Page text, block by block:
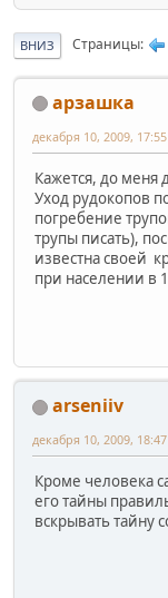
ВНИЗ Страницы
арзашка
декабря 10, 2009, 17:55
Кажется, до меня
Уход рудокопов
погребение
трупы писать),
известна своей
при населении в
arseniiv
декабря 10, 2009, 18:47
Кроме человека
его тайны
вскрывать тайну